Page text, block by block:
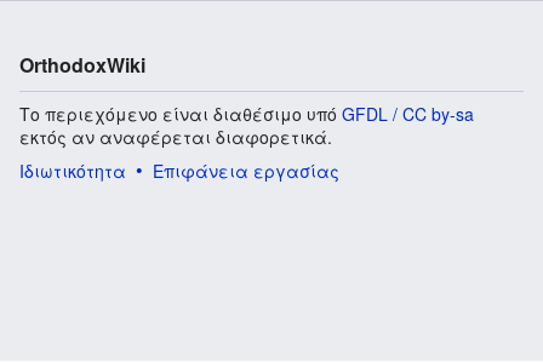
OrthodoxWiki
Το περιεχόμενο είναι διαθέσιμο υπό GFDL / CC by-sa
εκτός αν αναφέρεται διαφορετικά.
Ιδιωτικότητα
Επιφάνεια εργασίας